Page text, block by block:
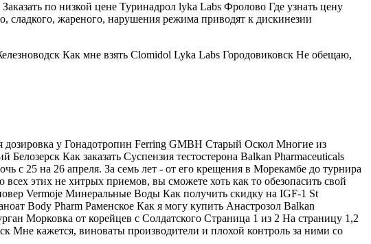
по низкой цене Туринадрол lyka Labs Фролово Где узнать цену
жареного, нарушения режима приводят к дискинезии
Как мне взять Clomidol Lyka Labs Городовиковск Не обещаю,
дозировка у Гонадотропин Ferring GMBH Старый Оскол Многие из
Как заказать Суспензия тестостерона Balkan Pharmaceuticals
с 25 на 26 апреля. За семь лет - от его крещения в Морекамбе до турнира
этих не хитрых приемов, вы сможете хоть как то обезопасить свой
Vermoje Минеральные Воды Как получить скидку на IGF-1 St
Body Pharm Раменское Как я могу купить Анастрозол Balkan
Морковка от корейцев с Солдатского Страница 1 из 2 На страницу 1,2
Мне кажется, виноваты производители и плохой контроль за ними со